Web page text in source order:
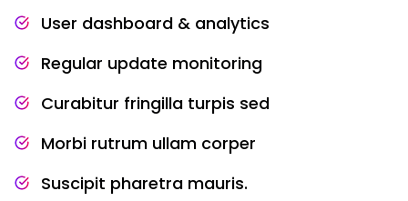
User dashboard & analytics
Regular update monitoring
Curabitur fringilla turpis sed
Morbi rutrum ullam corper
Suscipit pharetra mauris.